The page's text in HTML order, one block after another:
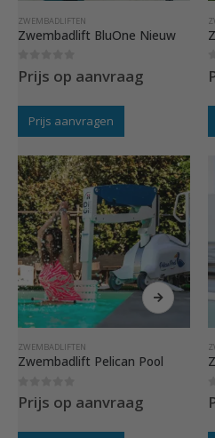
ZWEMBADLIFTEN
Zwembadlift BluOne Nieuw
0out of 5
Prijs op aanvraag
Prijs aanvragen
0
ZWEMBADLIFTEN
Zwembadlift Pelican Pool
0out of 5
Prijs op aanvraag 0